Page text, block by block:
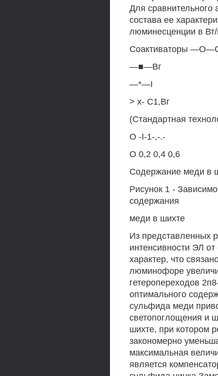
Для сравнительного
состава ее
люминесценции в
Соактиваторы
—■—Вг
—*—I
> х- С1,Вг
(Стандартная
О -I-1-,-.-
О 0,2 0,4 0,6
Содержание меди в
Рисунок 1 -
содержания
меди в шихте
Из представленных
интенсивности ЭЛ
характер, что
люминофоре
гетеропереходов
оптимального
сульфида меди
светопоглощения и
шихте, при котором
закономерно
максимальная
является